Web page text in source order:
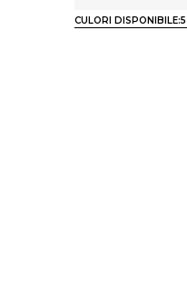
CULORI DISPONIBILE:5